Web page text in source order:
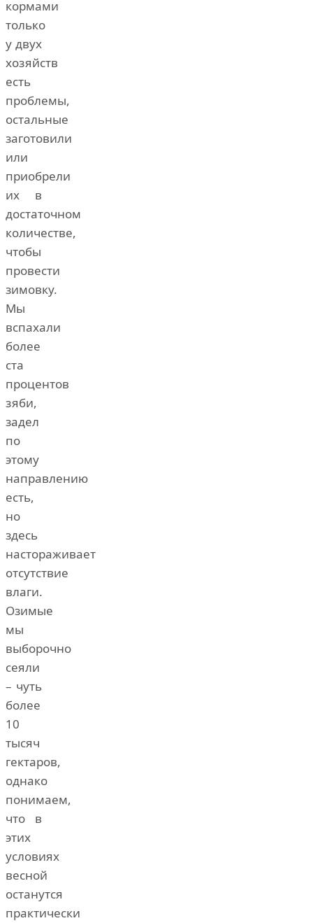
кормами
только
у двух
хозяйств
есть
проблемы,
остальные
заготовили
или
приобрели
их в
достаточном
количестве,
чтобы
провести
зимовку.
Мы
вспахали
более
ста
процентов
зяби,
задел
по
этому
направлению
есть,
но
здесь
настораживает
отсутствие
влаги.
Озимые
мы
выборочно
сеяли
– чуть
более
10
тысяч
гектаров,
однако
понимаем,
что в
этих
условиях
весной
останутся
практически